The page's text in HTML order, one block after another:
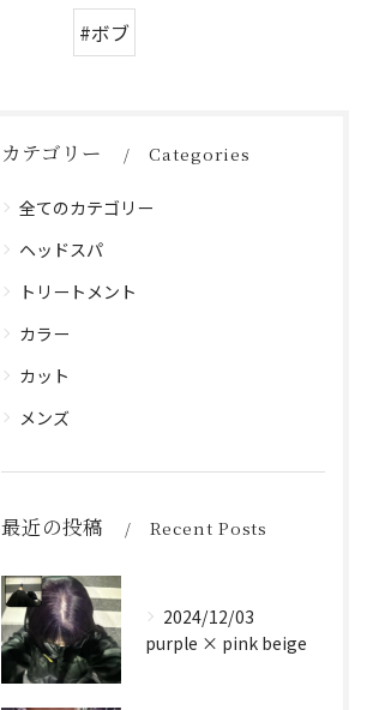
#ボブ
カテゴリー Categories
全てのカテゴリー
ヘッドスパ
トリートメント
カラー
カット
メンズ
最近の投稿 Recent Posts
2024/12/03
purple × pink beige